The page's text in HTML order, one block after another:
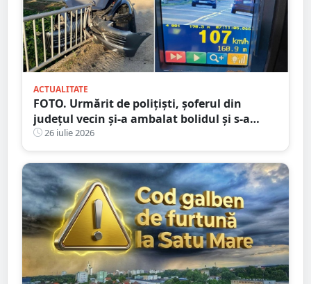
ACTUALITATE
FOTO. Urmărit de polițiști, șoferul din
județul vecin și-a ambalat bolidul și s-a
oprit într-un cap de pod. Apoi a luat-o la
fugă
26 iulie 2026